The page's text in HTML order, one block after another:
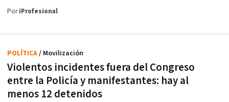
PoriProfesional
Violentos incidentes fuera del Congreso
entre la Policía y manifestantes: hay al
menos 12 detenidos
POLÍTICA/ Movilización